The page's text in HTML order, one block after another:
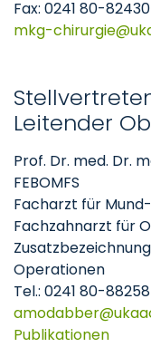
Fax: 0241 80-82430
mkg-chirurgie
Leitender
Prof. Dr. med. Dr.
FEBOMFS
Facharzt für
Fachzahnarzt für
Operationen
Tel.: 0241 80-88258
amodabber
Publikationen